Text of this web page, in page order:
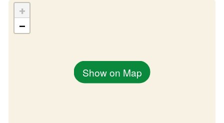
Show on Map
+
−